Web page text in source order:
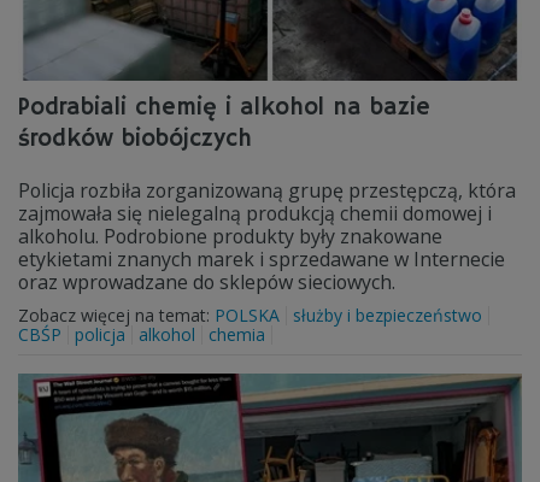
Podrabiali chemię i alkohol na bazie
środków biobójczych
Policja rozbiła zorganizowaną grupę przestępczą, która
zajmowała się nielegalną produkcją chemii domowej i
alkoholu. Podrobione produkty były znakowane
etykietami znanych marek i sprzedawane w Internecie
oraz wprowadzane do sklepów sieciowych.
Zobacz więcej na temat: POLSKA
służby i bezpieczeństwo
CBŚP
policja alkohol chemia